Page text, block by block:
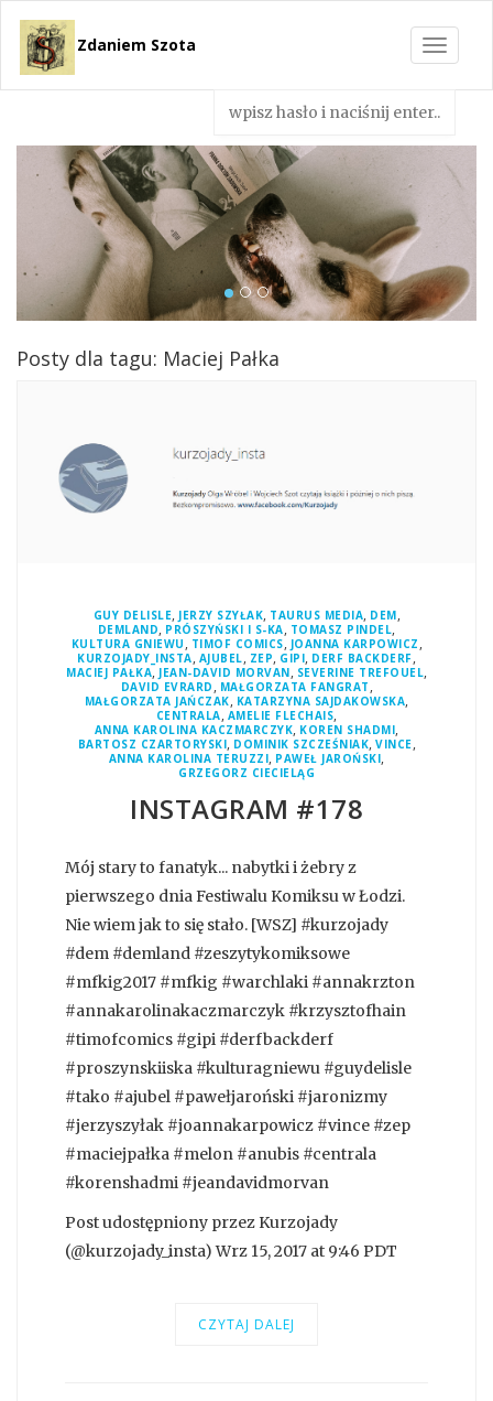
Toggle
Zdaniem Szota
Posty dla tagu: Maciej Pałka
GUY DELISLE, JERZY SZYŁAK, TAURUS MEDIA, DEM,
DEMLAND, PRÓSZYŃSKI I S-KA, TOMASZ PINDEL,
KULTURA GNIEWU, TIMOF COMICS, JOANNA KARPOWICZ,
KURZOJADY_INSTA, AJUBEL, ZEP, GIPI, DERF BACKDERF,
MACIEJ PAŁKA, JEAN-DAVID MORVAN, SEVERINE TREFOUEL,
DAVID EVRARD, MAŁGORZATA FANGRAT,
MAŁGORZATA JAŃCZAK, KATARZYNA SAJDAKOWSKA,
CENTRALA, AMELIE FLECHAIS,
ANNA KAROLINA KACZMARCZYK, KOREN SHADMI,
BARTOSZ CZARTORYSKI, DOMINIK SZCZEŚNIAK, VINCE,
ANNA KAROLINA TERUZZI, PAWEŁ JAROŃSKI,
GRZEGORZ CIECIELĄG
INSTAGRAM #178
Mój stary to fanatyk... nabytki i żebry z
pierwszego dnia Festiwalu Komiksu w Łodzi.
Nie wiem jak to się stało. [WSZ] #kurzojady
#dem #demland #zeszytykomiksowe
#mfkig2017 #mfkig #warchlaki #annakrzton
#annakarolinakaczmarczyk #krzysztofhain
#timofcomics #gipi #derfbackderf
#proszynskiiska #kulturagniewu #guydelisle
#tako #ajubel #pawełjaroński #jaronizmy
#jerzyszyłak #joannakarpowicz #vince #zep
#maciejpałka #melon #anubis #centrala
#korenshadmi #jeandavidmorvan
Post udostępniony przez Kurzojady
(@kurzojady_insta) Wrz 15, 2017 at 9:46 PDT
CZYTAJ DALEJ